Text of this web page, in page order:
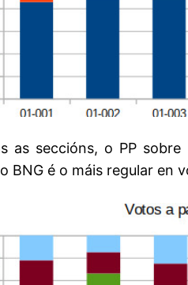
seccións, o PP
é o máis regular en